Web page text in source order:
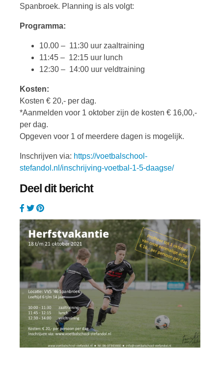
Spanbroek. Planning is als volgt:
Programma:
10.00 – 11:30 uur zaaltraining
11:45 – 12:15 uur lunch
12:30 – 14:00 uur veldtraining
Kosten:
Kosten € 20,- per dag.
*Aanmelden voor 1 oktober zijn de kosten € 16,00,-
per dag.
Opgeven voor 1 of meerdere dagen is mogelijk.
Inschrijven via: https://voetbalschool-
stefandol.nl/inschrijving-voetbal-1-5-daagse/
Deel dit bericht